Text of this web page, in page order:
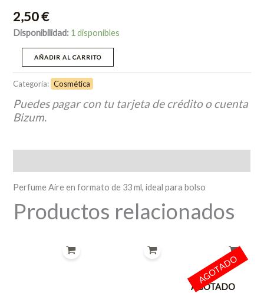
2,50€
Disponibilidad: 1 disponibles
AÑADIR AL CARRITO
Categoría: Cosmética
Puedes pagar con tu tarjeta de crédito o cuenta
Bizum.
Perfume Aire en formato de 33 ml, ideal para bolso
Productos relacionados
AGOTADO
AGOTADO